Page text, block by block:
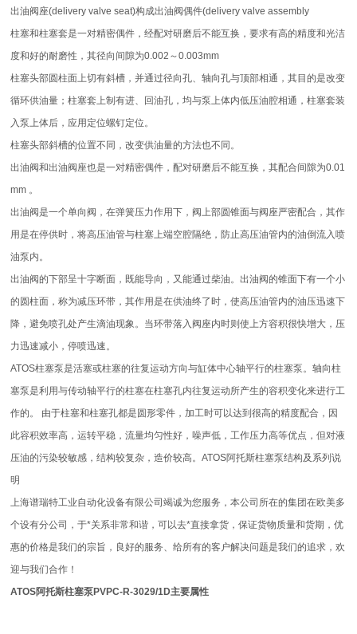
出油阀座(delivery valve seat)构成出油阀偶件(delivery valve assembly
柱塞和柱塞套是一对精密偶件，经配对研磨后不能互换，要求有高的精度和光洁
度和好的耐磨性，其径向间隙为0.002～0.003mm
柱塞头部圆柱面上切有斜槽，并通过径向孔、轴向孔与顶部相通，其目的是改变
循环供油量；柱塞套上制有进、回油孔，均与泵上体内低压油腔相通，柱塞套装
入泵上体后，应用定位螺钉定位。
柱塞头部斜槽的位置不同，改变供油量的方法也不同。
出油阀和出油阀座也是一对精密偶件，配对研磨后不能互换，其配合间隙为0.01
mm 。
出油阀是一个单向阀，在弹簧压力作用下，阀上部圆锥面与阀座严密配合，其作
用是在停供时，将高压油管与柱塞上端空腔隔绝，防止高压油管内的油倒流入喷
油泵内。
出油阀的下部呈十字断面，既能导向，又能通过柴油。出油阀的锥面下有一个小
的圆柱面，称为减压环带，其作用是在供油终了时，使高压油管内的油压迅速下
降，避免喷孔处产生滴油现象。当环带落入阀座内时则使上方容积很快增大，压
力迅速减小，停喷迅速。
ATOS柱塞泵是活塞或柱塞的往复运动方向与缸体中心轴平行的柱塞泵。轴向柱
塞泵是利用与传动轴平行的柱塞在柱塞孔内往复运动所产生的容积变化来进行工
作的。 由于柱塞和柱塞孔都是圆形零件，加工时可以达到很高的精度配合，因
此容积效率高，运转平稳，流量均匀性好，噪声低，工作压力高等优点，但对液
压油的污染较敏感，结构较复杂，造价较高。ATOS阿托斯柱塞泵结构及系列说
明
上海谱瑞特工业自动化设备有限公司竭诚为您服务，本公司所在的集团在欧美多
个设有分公司，于*关系非常和谐，可以去*直接拿货，保证货物质量和货期，优
惠的价格是我们的宗旨，良好的服务、给所有的客户解决问题是我们的追求，欢
迎与我们合作！
ATOS阿托斯柱塞泵PVPC-R-3029/1D主要属性